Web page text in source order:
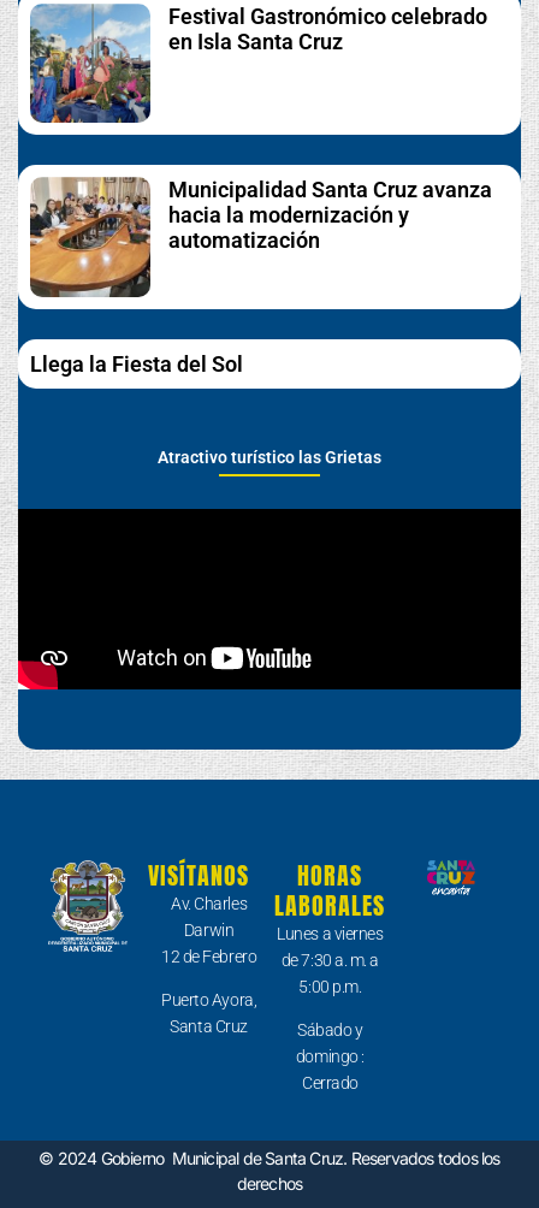
Festival Gastronómico celebrado
en Isla Santa Cruz
Municipalidad Santa Cruz avanza
hacia la modernización y
automatización
Llega la Fiesta del Sol
Atractivo turístico las Grietas
VISÍTANOS
Av. Charles
Darwin
12 de Febrero
Puerto Ayora,
Santa Cruz
HORAS
LABORALES
Lunes a viernes
de 7:30 a. m. a
5:00 p.m.
Sábado y
domingo :
Cerrado
© 2024 Gobierno Municipal de Santa Cruz. Reservados todos los
derechos